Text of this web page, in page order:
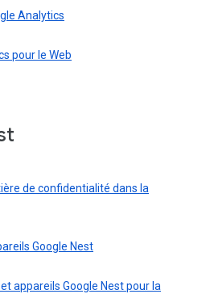
Analytics
pour le Web
de confidentialité dans la
Google Nest
appareils Google Nest pour la